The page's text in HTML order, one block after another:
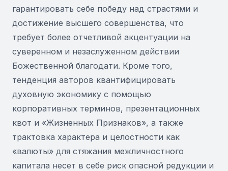
гарантировать себе победу над страстями и
достижение высшего совершенства, что
требует более отчетливой акцентуации на
суверенном и незаслуженном действии
Божественной благодати. Кроме того,
тенденция авторов квантифицировать
духовную экономику с помощью
корпоративных терминов, презентационных
квот и «Жизненных Признаков», а также
трактовка характера и целостности как
«валюты» для стяжания межличностного
капитала несет в себе риск опасной редукции и